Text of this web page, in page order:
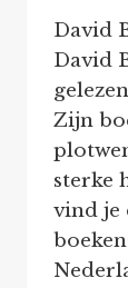
David
David
Zijn
sterke
vind je